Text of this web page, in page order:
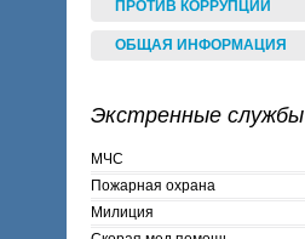
ПРОТИВ КОРРУПЦИИ
ОБЩАЯ ИНФОРМАЦИЯ
Экстренные службы
МЧС
Пожарная охрана
Милиция